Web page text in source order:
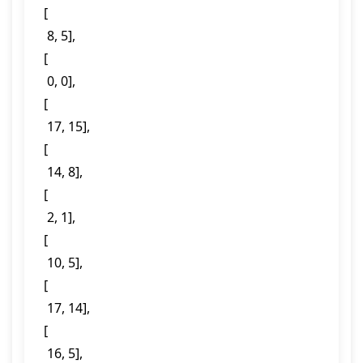
[
  8, 5],
[
  0, 0],
[
  17, 15],
[
  14, 8],
[
  2, 1],
[
  10, 5],
[
  17, 14],
[
  16, 5],